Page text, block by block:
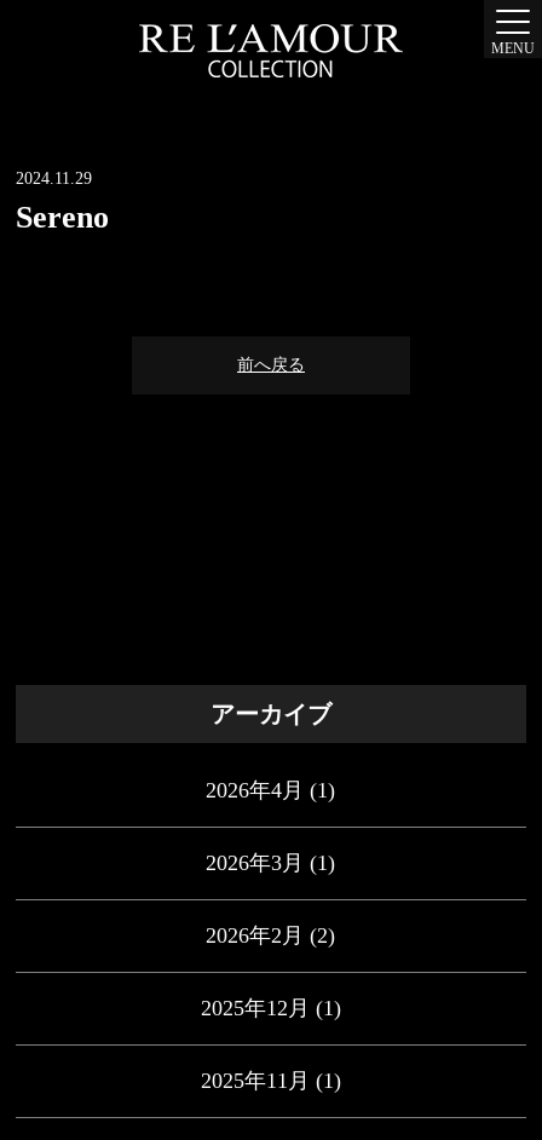
MENU
2024.11.29
Sereno
前へ戻る
アーカイブ
2026年4月 (1)
2026年3月 (1)
2026年2月 (2)
2025年12月 (1)
2025年11月 (1)